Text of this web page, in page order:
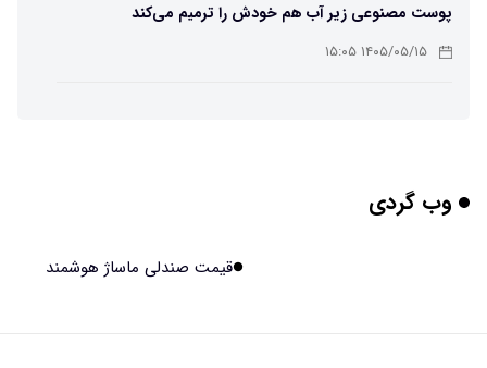
پوست مصنوعی زیر آب هم خودش را ترمیم می‌کند
۱۴۰۵/۰۵/۱۵ ۱۵:۰۵
برنج فضایی چین به مرحله برداشت رسید
وب گردی
قیمت صندلی ماساژ هوشمند